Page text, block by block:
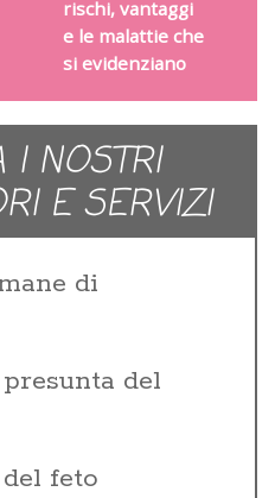
rischi, vantaggi
e le malattie che
si evidenziano
I NOSTRI
E SERVIZI
di
del
feto